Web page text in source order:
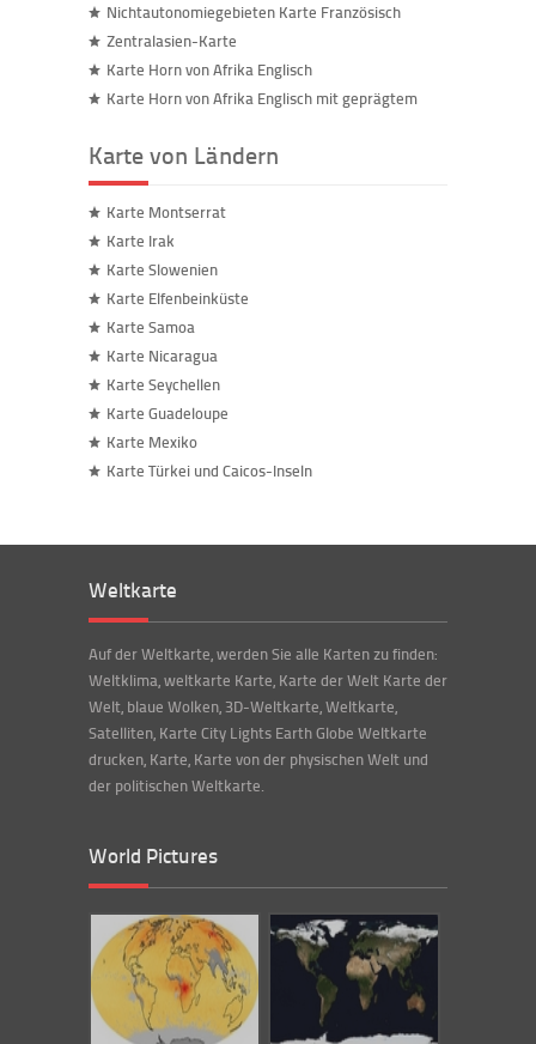
Nichtautonomiegebieten Karte Französisch
Zentralasien-Karte
Karte Horn von Afrika Englisch
Karte Horn von Afrika Englisch mit geprägtem
Karte von Ländern
Karte Montserrat
Karte Irak
Karte Slowenien
Karte Elfenbeinküste
Karte Samoa
Karte Nicaragua
Karte Seychellen
Karte Guadeloupe
Karte Mexiko
Karte Türkei und Caicos-Inseln
Weltkarte
Auf der Weltkarte, werden Sie alle Karten zu finden:
Weltklima, weltkarte Karte, Karte der Welt Karte der
Welt, blaue Wolken, 3D-Weltkarte, Weltkarte,
Satelliten, Karte City Lights Earth Globe Weltkarte
drucken, Karte, Karte von der physischen Welt und
der politischen Weltkarte.
World Pictures